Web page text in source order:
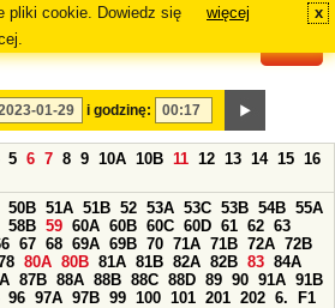
pliki cookie. Dowiedz się
więcej x
i godzinę:
5 6 7 8 9 10A 10B 11 12 13 14 15 16
50B 51A 51B 52 53A 53C 53B 54B 55A
58B 59 60A 60B 60C 60D 61 62 63
67 68 69A 69B 70 71A 71B 72A 72B
80A 80B 81A 81B 82A 82B 83 84A
87B 88A 88B 88C 88D 89 90 91A 91B
96 97A 97B 99 100 101 201 202 6.
F1